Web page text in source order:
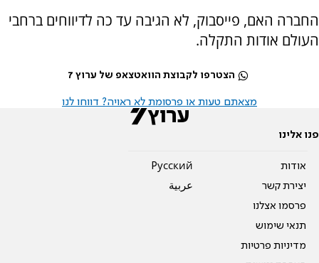
החברה האם, פייסבוק, לא הגיבה עד כה לדיווחים ברחבי
העולם אודות התקלה.
הצטרפו לקבוצת הוואטצאפ של ערוץ 7
מצאתם טעות או פרסומת לא ראויה? דווחו לנו
פנו אלינו
אודות
יצירת קשר
פרסמו אצלנו
תנאי שימוש
מדיניות פרטיות
Pусский
عربية